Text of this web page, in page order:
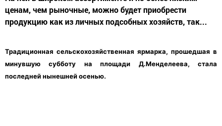
ценам, чем рыночные, можно будет приобрести
продукцию как из личных подсобных хозяйств, так...
Традиционная сельскохозяйственная ярмарка, прошедшая в
минувшую субботу на площади Д.Менделеева, стала
последней нынешней осенью.